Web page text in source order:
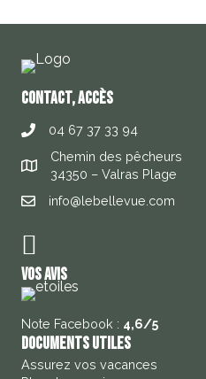
contact, accès
04 67 37 33 94
Chemin des pêcheurs
34350 – Valras Plage
info@lebellevue.com
Vos avis
Note Facebook : 4,6/5
Documents utiles
Assurez vos vacances